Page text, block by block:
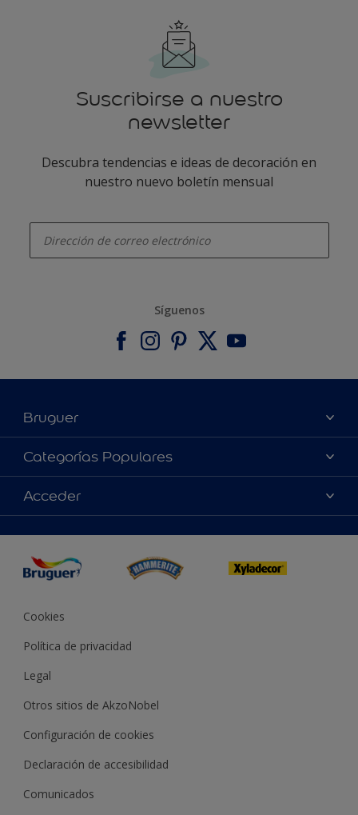
Suscribirse a nuestro
newsletter
Descubra tendencias e ideas de decoración en
nuestro nuevo boletín mensual
Síguenos
Bruguer
Acerca de Bruguer
Contacta con nosotros
Buscar una tienda
Categorías Populares
Colores
Productos
App Visualizer
Inspiración
Bruguer Color del año
Acceder
Reproducción de color
Sostenibilidad Conceptos
Cookies
Política de privacidad
Legal
Otros sitios de AkzoNobel
Configuración de cookies
Declaración de accesibilidad
Comunicados